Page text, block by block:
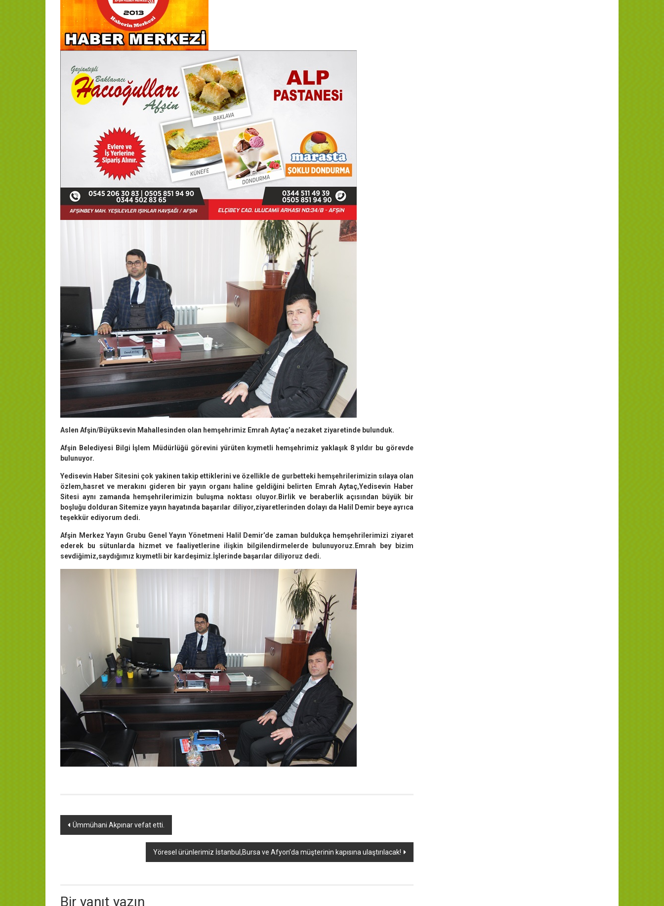
Aslen Afşin/Büyüksevin Mahallesinden olan hemşehrimiz Emrah Aytaç’a nezaket ziyaretinde bulunduk.
Afşin Belediyesi Bilgi İşlem Müdürlüğü görevini yürüten kıymetli hemşehrimiz yaklaşık 8 yıldır bu görevde
bulunuyor.
Yedisevin Haber Sitesini çok yakinen takip ettiklerini ve özellikle de gurbetteki hemşehrilerimizin sılaya olan
özlem,hasret ve merakını gideren bir yayın organı haline geldiğini belirten Emrah Aytaç,Yedisevin Haber
Sitesi aynı zamanda hemşehrilerimizin buluşma noktası oluyor.Birlik ve beraberlik açısından büyük bir
boşluğu dolduran Sitemize yayın hayatında başarılar diliyor,ziyaretlerinden dolayı da Halil Demir beye ayrıca
teşekkür ediyorum dedi.
Afşin Merkez Yayın Grubu Genel Yayın Yönetmeni Halil Demir’de zaman buldukça hemşehrilerimizi ziyaret
ederek bu sütunlarda hizmet ve faaliyetlerine ilişkin bilgilendirmelerde bulunuyoruz.Emrah bey bizim
sevdiğimiz,saydığımız kıymetli bir kardeşimiz.İşlerinde başarılar diliyoruz dedi.
Yazı
Ümmühani Akpınar vefat etti.
Yöresel ürünlerimiz İstanbul,Bursa ve Afyon’da müşterinin kapısına ulaştırılacak!
Bir yanıt yazın